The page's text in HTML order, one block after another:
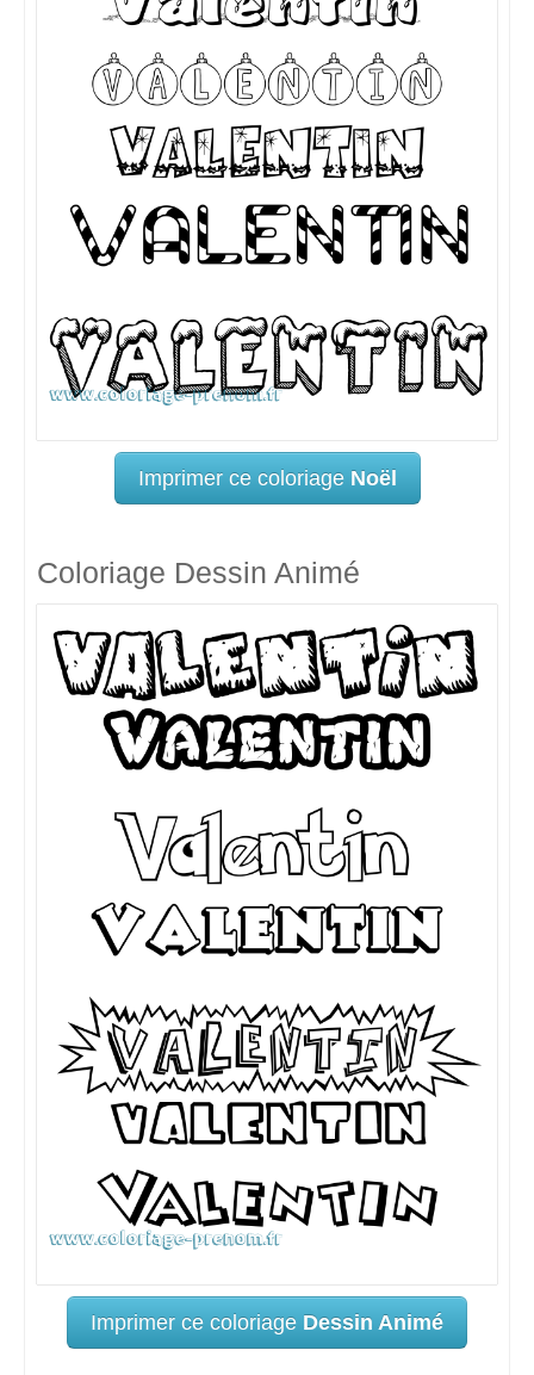
Imprimer ce coloriage Noël
Coloriage Dessin Animé
Imprimer ce coloriage Dessin Animé